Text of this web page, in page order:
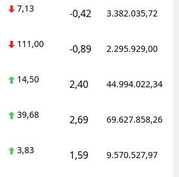
7,13 -0,42 3.382.035,72
111,00 -0,89 2.295.929,00
14,50 2,40 44.994.022,34
39,68 2,69 69.627.858,26
3,83 1,59 9.570.527,97